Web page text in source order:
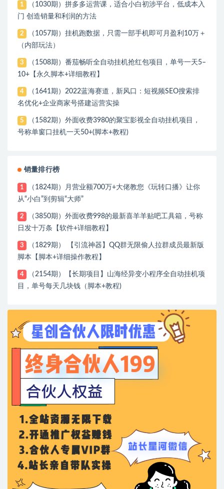
1
（1030期）拼多多运营课，适合小白初涉平台，低成本入
门 创造销量和利润的方法
2
（1057期）挂机跑数据，只需一部手机即可月盈利10万＋
（内部玩法）
3
（1508期）番茄畅听全自动挂机抢红包项目，单号一天5–
10+【永久脚本+详细教程】
4
（1641期）2022蓝海赛道，新风口：短视频SEO搜索排
名优化+企业商家号搭建运营实操
5
（1582期）外面收费3980的聚宝影视全自动挂机项目，
号称单窗口挂机一天50+(脚本+教程)
销量排行榜
1
（1824期）月营业额700万+大佬教您《玩转口播》让你
从“小白”到剪辑“大师”
2
（3850期）外面收费998的最新喜羊羊贴吧工具箱，号称
日发十万条【软件+详细教程】
3
（1829期） 【引流神器】QQ群无限偷人拉群成员最新版
脚本【脚本+详细操作教程】
4
（2154期）【长期项目】山海经异变小程序全自动挂机项
目，单号每天几块钱（脚本+教程)